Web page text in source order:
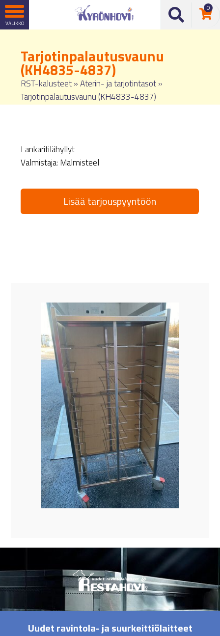
0
Tarjotinpalautusvaunu
(KH4835-4837)
RST-kalusteet»Aterin- ja tarjotintasot»
Tarjotinpalautusvaunu (KH4833-4837)
Lankaritilähyllyt
Valmistaja: Malmisteel
Lisää tarjouspyyntöön
Uudet ravintola- ja suurkeittiölaitteet